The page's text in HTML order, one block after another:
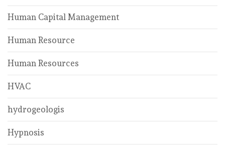
Human Capital Management
Human Resource
Human Resources
HVAC
hydrogeologis
Hypnosis